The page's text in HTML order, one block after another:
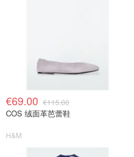
€69.00 €115.00
COS 绒面革芭蕾鞋
H&M